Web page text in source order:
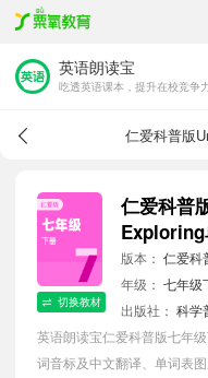
英语朗读宝
吃透英语课本，提升在校竞争
仁爱科普版
切换教材
仁爱科普
Exploring
版本： 仁爱科
年级： 七年级
出版社： 科学
英语朗读宝仁爱科普版七年
词音标及中文翻译、单词表